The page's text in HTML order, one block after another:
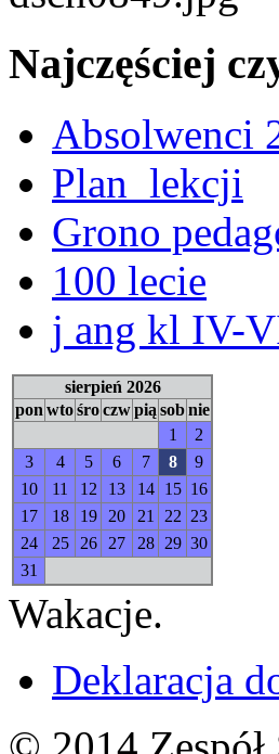
Najczęściej
Absolwenci
Plan_lekcji
Grono
100 lecie
j ang kl IV-
sierpień 2026
pon wtośroczwpią sobnie
1
2
3
4 5 6 7 8
9
10
11 12 13 14 15 16
17
18 19 20 21 22 23
24
25 26 27 28 29 30
31
Wakacje.
Deklaracja